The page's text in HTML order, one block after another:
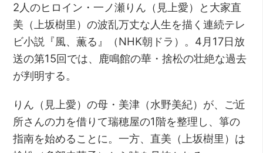
2人のヒロイン・一ノ瀬りん（見上愛）と大家直
美（上坂樹里）の波乱万丈な人生を描く連続テレ
ビ小説『風、薫る』（NHK朝ドラ）。4月17日放
送の第15回では、鹿鳴館の華・捨松の壮絶な過去
が判明する。
りん（見上愛）の母・美津（水野美紀）が、ご近
所さんの力を借りて瑞穂屋の1階を整理し、箏の
指南を始めることに。一方、直美（上坂樹里）は